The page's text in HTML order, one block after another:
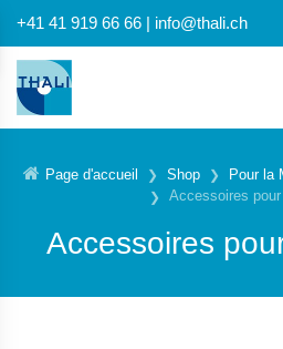
+41 41 919 66 66 | info@thali.ch
Page d'accueil Shop Pour la
Accessoires
Accessoires